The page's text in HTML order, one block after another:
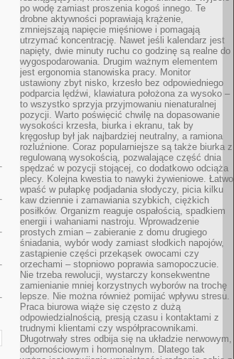
po wodę zamiast proszenia kogoś innego. Te
drobne aktywności poprawiają krążenie,
zmniejszają napięcie mięśniowe i pomagają
utrzymać koncentrację. Nawet jeśli kalendarz jest
napięty, dwie minuty ruchu co godzinę są realne do
wygospodarowania. Drugim ważnym elementem
jest ergonomia stanowiska pracy. Monitor
ustawiony zbyt nisko, krzesło bez odpowiedniego
podparcia lędźwi, klawiatura położona za wysoko –
to wszystko sprzyja przyjmowaniu nienaturalnej
pozycji. Warto poświęcić chwilę na dopasowanie
wysokości krzesła, biurka i ekranu, tak by
kręgosłup był jak najbardziej neutralny, a ramiona
rozluźnione. Coraz popularniejsze są także biurka z
regulowaną wysokością, pozwalające część dnia
spędzać w pozycji stojącej, co dodatkowo odciąża
plecy. Kolejna kwestia to nawyki żywieniowe. Łatwo
wpaść w pułapkę podjadania słodyczy, picia kilku
kaw dziennie i zamawiania szybkich, ciężkich
posiłków. Organizm reaguje ospałością, spadkiem
energii i wahaniami nastroju. Wprowadzenie
prostych zmian – zabieranie z domu drugiego
śniadania, wybór wody zamiast słodkich napojów,
zastąpienie części przekąsek owocami czy
orzechami – stopniowo poprawia samopoczucie.
Nie trzeba rewolucji, wystarczy konsekwentne
zamienianie mniej korzystnych wyborów na trochę
lepsze. Nie można również pomijać wpływu stresu.
Praca biurowa wiąże się często z dużą
odpowiedzialnością, presją czasu i kontaktami z
trudnymi klientami czy współpracownikami.
Długotrwały stres odbija się na układzie nerwowym,
odpornościowym i hormonalnym. Dlatego tak